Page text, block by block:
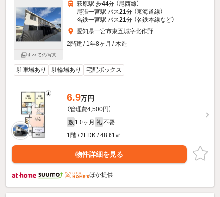
すべての写真
萩原駅 歩44分 （尾西線）
尾張一宮駅 バス21分 （東海道線）
名鉄一宮駅 バス21分 （名鉄本線など）
愛知県一宮市東五城字北作野
2階建 / 1年8ヶ月 / 木造
駐車場あり 駐輪場あり 宅配ボックス
6.9万円
（管理費4,500円）
敷 1.0ヶ月 礼 不要
1階 / 2LDK / 48.61㎡
物件詳細を見る
ほか提供